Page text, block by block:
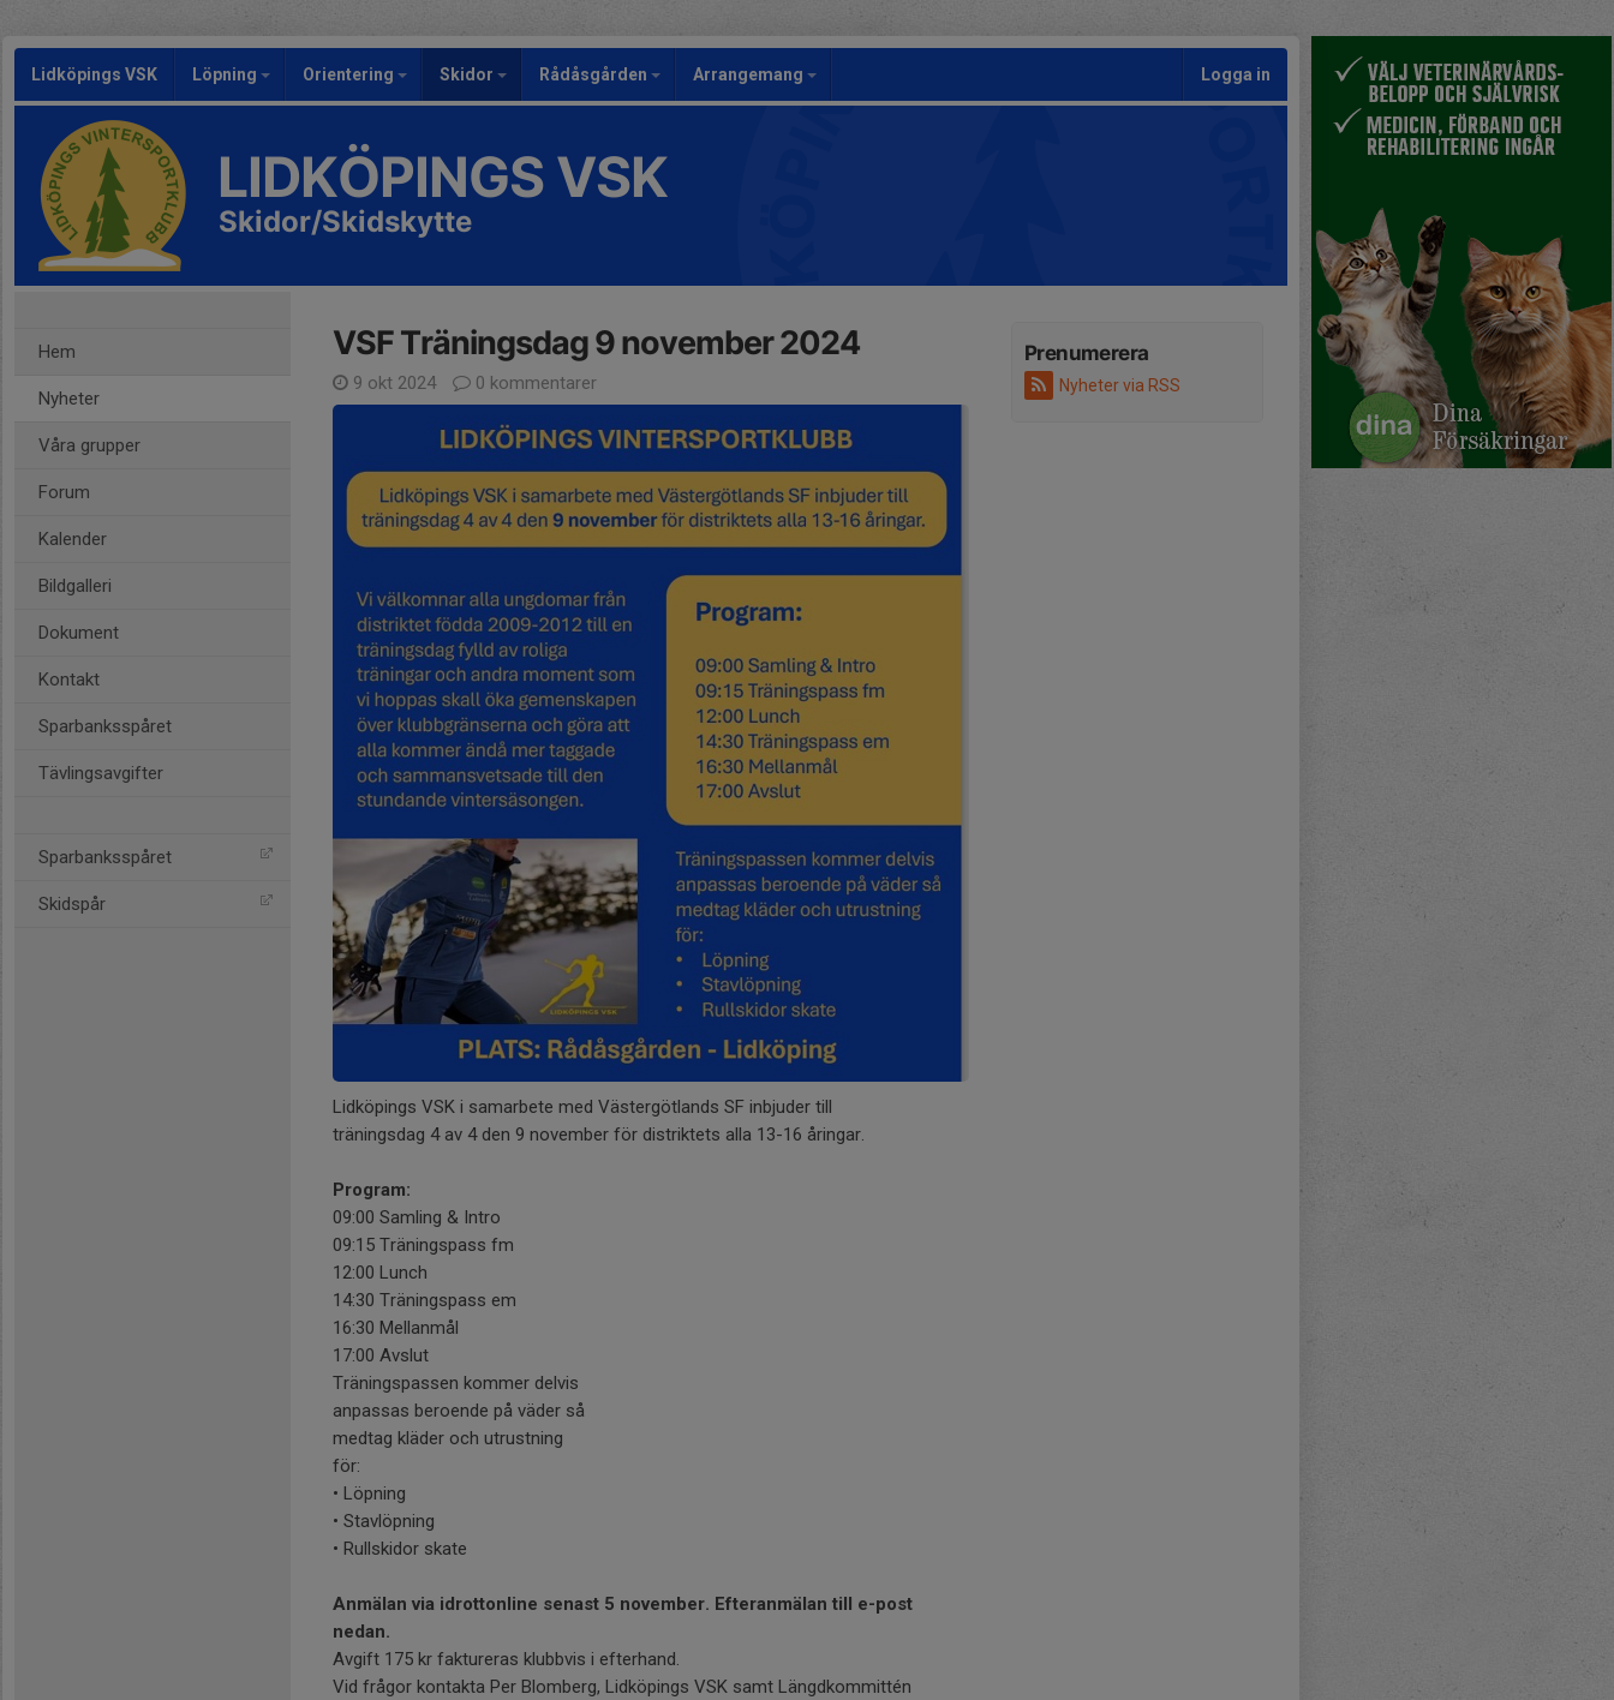
Lidköpings VSK Löpning Orientering Skidor Rådåsgården Arrangemang Logga in
LIDKÖPINGS VSK
Skidor/Skidskytte
Hem
Nyheter
Våra grupper
Forum
Kalender
Bildgalleri
Dokument
Kontakt
Sparbanksspåret
Tävlingsavgifter
Sparbanksspåret
Skidspår
Prenumerera
Nyheter via RSS
VSF Träningsdag 9 november 2024
9 okt 2024 0 kommentarer
Lidköpings VSK i samarbete med Västergötlands SF inbjuder till
träningsdag 4 av 4 den 9 november för distriktets alla 13-16 åringar.
Program:
09:00 Samling & Intro
09:15 Träningspass fm
12:00 Lunch
14:30 Träningspass em
16:30 Mellanmål
17:00 Avslut
Träningspassen kommer delvis
anpassas beroende på väder så
medtag kläder och utrustning
för:
• Löpning
• Stavlöpning
• Rullskidor skate
Anmälan via idrottonline senast 5 november. Efteranmälan till e-post
nedan.
Avgift 175 kr faktureras klubbvis i efterhand.
Vid frågor kontakta Per Blomberg, Lidköpings VSK samt Längdkommittén